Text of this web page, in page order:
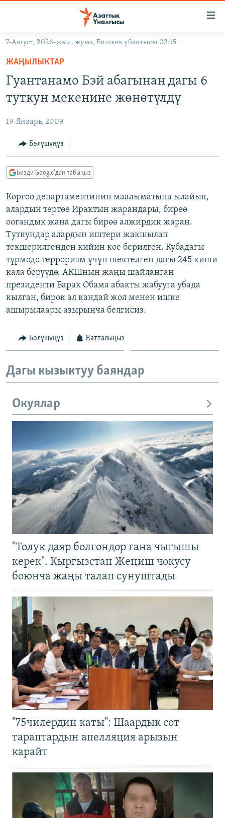
Навигацияга
өтүңүз
Издөөгө
салыңыз
ЭКОНОМИКА
МАДАНИЯТ
ДҮЙНӨ
БОРБОР АЗИЯ
УКРАИНА
АТАЙЫН ИЛИКТӨӨ
ТВ ПРОГРАММАЛАР
ЭКСПЕРТТЕР ТАЛДАЙТ
БИЗ ЖАНА ДҮЙНӨ
ДАНИСТЕ
ЭЖЕ-СИҢДИЛЕР
АЗАТТЫК+
ЫҢГАЙСЫЗ СУРООЛОР
ӨЗГӨЧӨ ПИКИР
Русский
ОНЛАЙН ШЕРИНЕ
ЭЕ/АРнун бардык сайттары
7-Август, 2026-жыл, жума, Бишкек убактысы 02:15
ЖАҢЫЛЫКТАР
Гуантанамо Бэй абагынан дагы 6
туткун мекенине жөнөтүлдү
19-Январь, 2009
Бөлүшүңүз
Бизди Google'дан табыңыз
Коргоо департаментинин маалыматына ылайык,
алардын төртөө Ирактын жарандары, бирөө
оогандык жана дагы бирөө алжирдик жаран.
Туткундар алардын иштери жакшылап
текшерилгенден кийин кое берилген. Кубадагы
түрмөдө терроризм үчүн шектелген дагы 245 киши
кала берүүдө. АКШнын жаңы шайланган
президенти Барак Обама абакты жабууга убада
кылган, бирок ал кандай жол менен ишке
ашырылаары азырынча белгисиз.
Бөлүшүңүз Катталыңыз
Дагы кызыктуу баяндар
Окуялар
"Толук даяр болгондор гана чыгышы
керек". Кыргызстан Жеңиш чокусу
боюнча жаңы талап сунуштады
"75чилердин каты": Шаардык сот
тараптардын апелляция арызын
карайт